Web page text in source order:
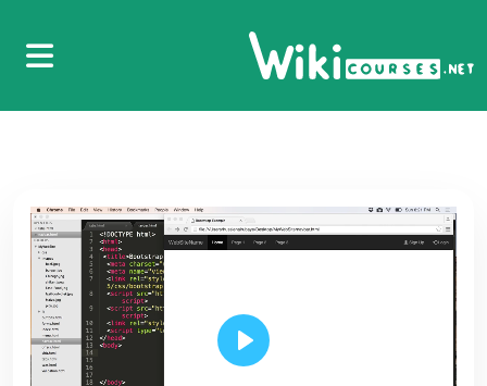
Play
2العمل
7:54